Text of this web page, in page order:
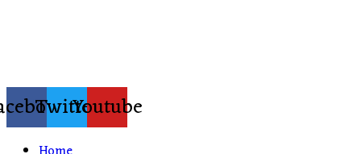
TwitterYoutube